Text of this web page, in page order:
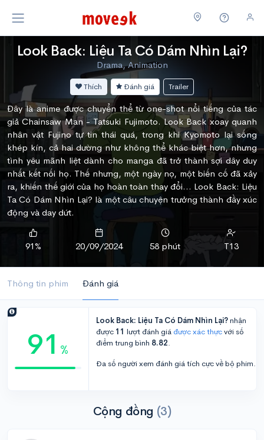
Look Back: Liệu Ta Có Dám Nhìn Lại?
Drama, Animation
Thích Đánh giá Trailer
Đây là anime được chuyển thể từ one-shot nổi tiếng của tác
giả Chainsaw Man - Tatsuki Fujimoto. Look Back xoay quanh
nhân vật Fujino tự tin thái quá, trong khi Kyomoto lại sống
khép kín, cả hai dường như không thể khác biệt hơn, nhưng
tình yêu mãnh liệt dành cho manga đã trở thành sợi dây duy
nhất kết nối họ. Thế nhưng, một ngày nọ, một biến cố đã xảy
ra, khiến thế giới của họ hoàn toàn thay đổi… Look Back: Liệu
Ta Có Dám Nhìn Lại? là một câu chuyện trưởng thành đầy xúc
động và day dứt.
91% 20/09/2024 58 phút T13
Thông tin phim Đánh giá
91 %
Look Back: Liệu Ta Có Dám Nhìn Lại?nhận
được 11 lượt đánh giá được xác thựcvới số
điểm trung bình 8.82.
Đa số người xem đánh giá tích cực về bộ phim.
Cộng đồng (3)